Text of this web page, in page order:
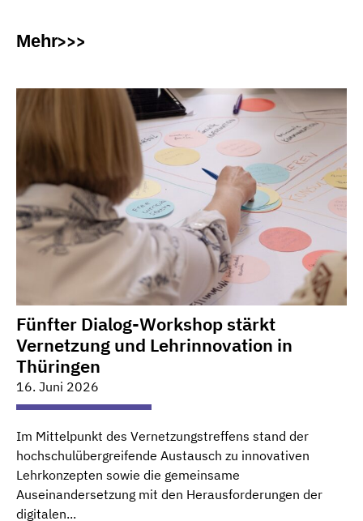
Mehr
Fünfter Dialog-Workshop stärkt
Vernetzung und Lehrinnovation in
Thüringen
16. Juni 2026
Im Mittelpunkt des Vernetzungstreffens stand der
hochschulübergreifende Austausch zu innovativen
Lehrkonzepten sowie die gemeinsame
Auseinandersetzung mit den Herausforderungen der
digitalen...